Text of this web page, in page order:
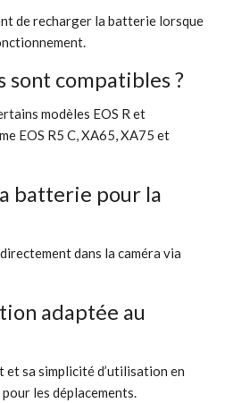
de recharger la batterie lorsque
sont compatibles ?
modèles EOS R et
EOS R5 C, XA65, XA75 et
batterie pour la
dans la caméra via
adaptée au
et sa simplicité d’utilisation en
les déplacements.